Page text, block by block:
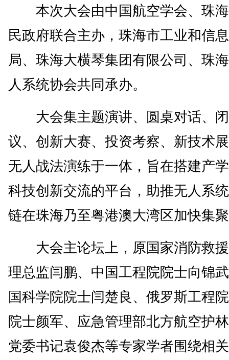
本次大会由中国航空学会、珠
民政府联合主办，珠海市工业和信
局、珠海大横琴集团有限公司、珠
人系统协会共同承办。
大会集主题演讲、圆桌对话、
议、创新大赛、投资考察、新技术
无人战法演练于一体，旨在搭建产
科技创新交流的平台，助推无人系
链在珠海乃至粤港澳大湾区加快集
大会主论坛上，原国家消防救
理总监闫鹏、中国工程院院士向锦
国科学院院士闫楚良、俄罗斯工程
院士颜军、应急管理部北方航空护
党委书记袁俊杰等专家学者围绕相